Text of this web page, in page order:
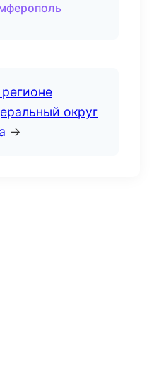
округ
→